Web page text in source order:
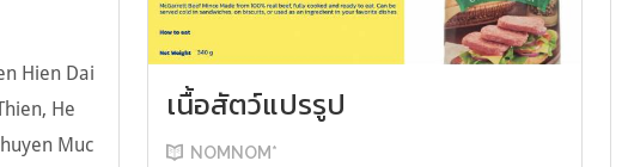
Hien Dai
He
Muc
เนื้อสัตว์แปรรูป
NOMNOM*